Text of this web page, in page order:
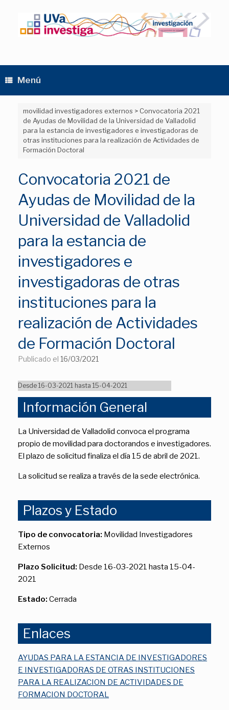
contenido
Menú
movilidad investigadores externos > Convocatoria 2021
de Ayudas de Movilidad de la Universidad de Valladolid
para la estancia de investigadores e investigadoras de
otras instituciones para la realización de Actividades de
Formación Doctoral
Convocatoria 2021 de
Ayudas de Movilidad de la
Universidad de Valladolid
para la estancia de
investigadores e
investigadoras de otras
instituciones para la
realización de Actividades
de Formación Doctoral
Publicado el 16/03/2021
Desde 16-03-2021 hasta 15-04-2021
Información General
La Universidad de Valladolid convoca el programa
propio de movilidad para doctorandos e investigadores.
El plazo de solicitud finaliza el día 15 de abril de 2021.
La solicitud se realiza a través de la sede electrónica.
Plazos y Estado
Tipo de convocatoria: Movilidad Investigadores
Externos
Plazo Solicitud: Desde 16-03-2021 hasta 15-04-
2021
Estado: Cerrada
Enlaces
AYUDAS PARA LA ESTANCIA DE INVESTIGADORES
E INVESTIGADORAS DE OTRAS INSTITUCIONES
PARA LA REALIZACION DE ACTIVIDADES DE
FORMACION DOCTORAL